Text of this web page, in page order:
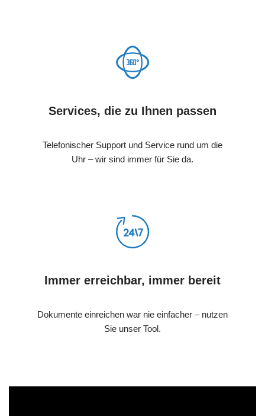
Services, die zu Ihnen passen
Telefonischer Support und Service rund um die
Uhr – wir sind immer für Sie da.
Immer erreichbar, immer bereit
Dokumente einreichen war nie einfacher – nutzen
Sie unser Tool.